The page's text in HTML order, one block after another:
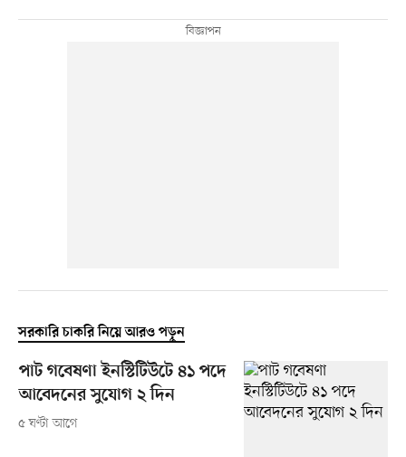
সরকারি চাকরি নিয়ে আরও পড়ুন
পাট গবেষণা ইনস্টিটিউটে ৪১ পদে
আবেদনের সুযোগ ২ দিন
৫ ঘণ্টা আগে